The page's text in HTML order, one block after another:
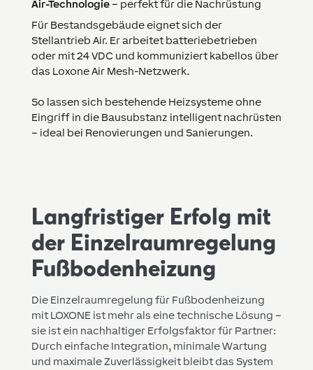
Air-Technologie– perfekt für die Nachrüstung
Für Bestandsgebäude eignet sich der
Stellantrieb Air. Er arbeitet batteriebetrieben
oder mit 24 VDC und kommuniziert kabellos über
das Loxone Air Mesh-Netzwerk.
So lassen sich bestehende Heizsysteme ohne
Eingriff in die Bausubstanz intelligent nachrüsten
– ideal bei Renovierungen und Sanierungen.
Langfristiger Erfolg mit
der Einzelraumregelung
Fußbodenheizung
Die Einzelraumregelung für Fußbodenheizung
mit LOXONE ist mehr als eine technische Lösung –
sie ist ein nachhaltiger Erfolgsfaktor für Partner:
Durch einfache Integration, minimale Wartung
und maximale Zuverlässigkeit bleibt das System